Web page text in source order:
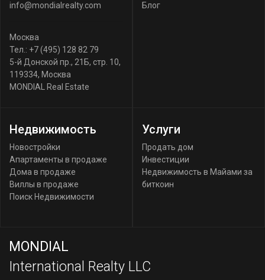
info@mondialrealty.com
Москва
Тел.: +7 (495) 128 82 79
5-й Донской пр., 21Б, стр. 10,
119334, Москва
MONDIAL Real Estate
Блог
Недвижимость
Новостройки
Апартаменты в продаже
Дома в продаже
Виллы в продаже
Поиск Недвижимости
Услуги
Продать дом
Инвестиции
Недвижимость в Майами за
биткоин
MONDIAL
International Realty LLC